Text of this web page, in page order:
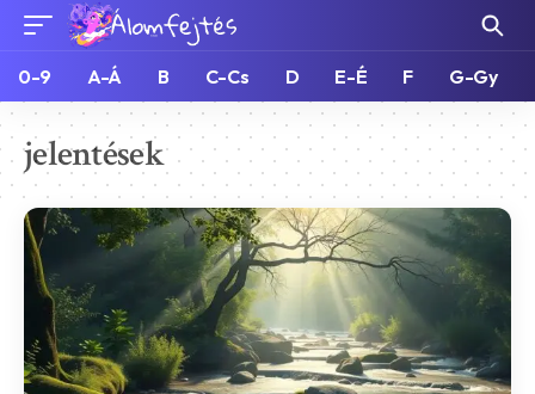
0-9 A-Á B C-Cs D E-É F G-Gy
jelentések